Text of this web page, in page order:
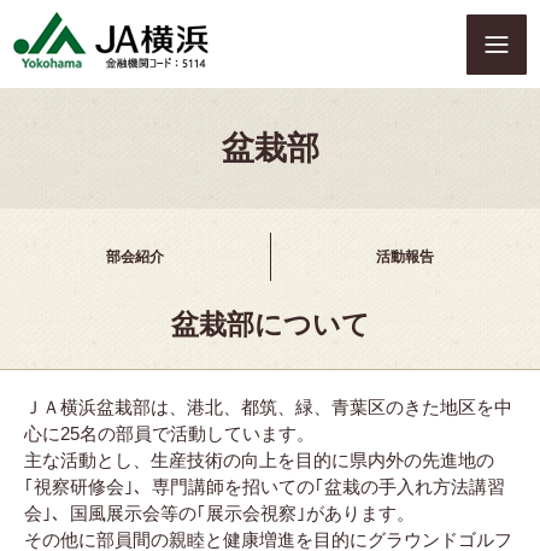
p
盆栽部
部会紹介 活動報告
盆栽部について
ＪＡ横浜盆栽部は、港北、都筑、緑、青葉区のきた地区を中
心に25名の部員で活動しています。
主な活動とし、生産技術の向上を目的に県内外の先進地の
｢視察研修会｣、専門講師を招いての｢盆栽の手入れ方法講習
会｣、国風展示会等の｢展示会視察｣があります。
その他に部員間の親睦と健康増進を目的にグラウンドゴルフ